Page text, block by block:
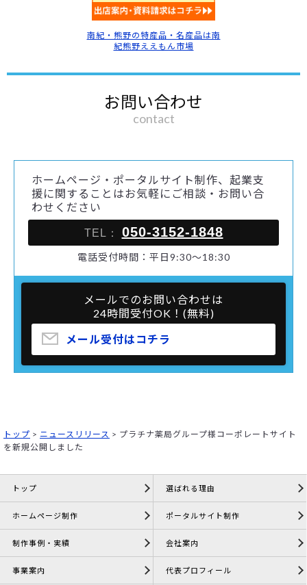
南紀・熊野の特産品・名産品は南
紀熊野ええもん市場
お問い合わせ
contact
ホームページ・ポータルサイト制作、起業支
援に関することはお気軽にご相談・お問い合
わせください
TEL： 050-3152-1848
電話受付時間：平日9:30～18:30
メールでのお問い合わせは
24時間受付OK！(無料)
メール受付はコチラ
トップ > ニュースリリース > プラチナ薬局グループ様コーポレートサイト
を新規公開しました
トップ 選ばれる理由
ホームページ制作 ポータルサイト制作
制作事例・実績 会社案内
事業案内 代表プロフィール